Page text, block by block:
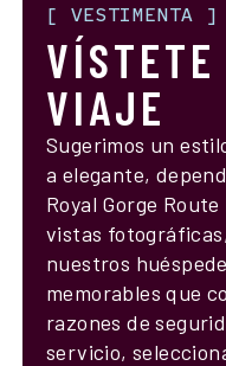
[ VESTIMENTA ]
VIAJE
Sugerimos un
a elegante,
Royal Gorge
vistas
nuestros
memorables que
razones de
servicio,